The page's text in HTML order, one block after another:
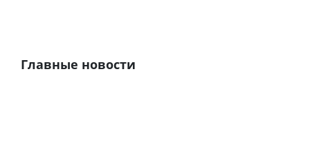
Главные новости